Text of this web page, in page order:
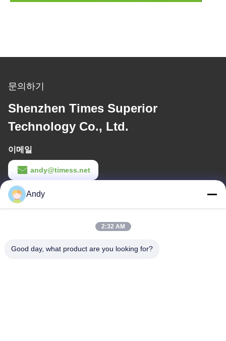
문의하기
Shenzhen Times Superior
Technology Co., Ltd.
이메일
andy@timess.net
작업 시간
9:00-18:00
회사 주소
Andy
2:32 AM
Good day, what product are you looking for?